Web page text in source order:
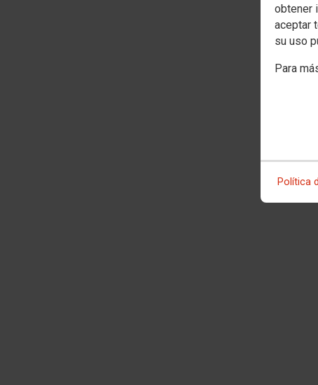
obtener
aceptar
su uso
Para
Política